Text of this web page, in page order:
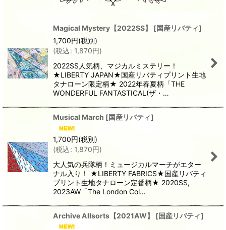
Magical Mystery【2022SS】 [国産リバティ]
1,700円(税別)
(税込: 1,870円)
2022SS人気柄、マジカルミステリー！
★LIBERTY JAPAN★国産リバティプリント生地
タナローン限定柄★ 2022年春夏柄「THE
WONDERFUL FANTASTICAL(ザ・…
Musical March [国産リバティ]
1,700円(税別)
(税込: 1,870円)
大人気の兵隊柄！ミュージカルマーチがエター
ナル入り！ ★LIBERTY FABRICS★国産リバティ
プリント生地タナローン定番柄★ 2020SS,
2023AW「The London Col…
Archive Allsorts【2021AW】 [国産リバティ]